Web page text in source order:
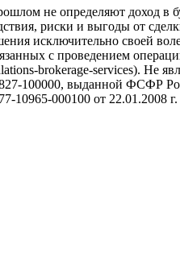
не определяют доход
риски и выгоды от
исключительно своей
с проведением
brokerage-services). Не
100000, выданной
000100 от 22.01.2008 г.